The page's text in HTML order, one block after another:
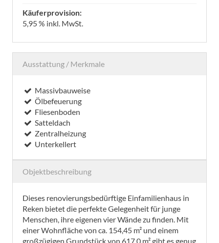
Käuferprovision:
5,95 % inkl. MwSt.
Ausstattung / Merkmale
Massivbauweise
Ölbefeuerung
Fliesenboden
Satteldach
Zentralheizung
Unterkellert
Objektbeschreibung
Dieses renovierungsbedürftige Einfamilienhaus in
Reken bietet die perfekte Gelegenheit für junge
Menschen, ihre eigenen vier Wände zu finden. Mit
einer Wohnfläche von ca. 154,45 m² und einem
großzügigen Grundstück von 617,0 m² gibt es genug